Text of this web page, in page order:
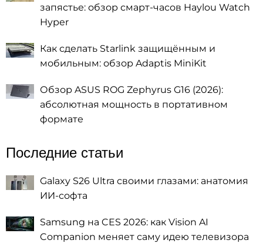
запястье: обзор смарт-часов Haylou Watch
Hyper
Как сделать Starlink защищённым и
мобильным: обзор Adaptis MiniKit
Обзор ASUS ROG Zephyrus G16 (2026):
абсолютная мощность в портативном
формате
Последние статьи
Galaxy S26 Ultra своими глазами: анатомия
ИИ-софта
Samsung на CES 2026: как Vision AI
Companion меняет саму идею телевизора